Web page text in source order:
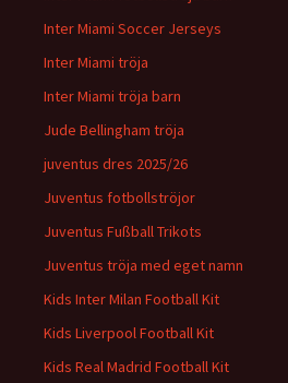
Inter Miami Soccer Jerseys
Inter Miami tröja
Inter Miami tröja barn
Jude Bellingham tröja
juventus dres 2025/26
Juventus fotbollströjor
Juventus Fußball Trikots
Juventus tröja med eget namn
Kids Inter Milan Football Kit
Kids Liverpool Football Kit
Kids Real Madrid Football Kit